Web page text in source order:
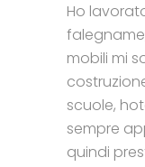
Ho
mobili mi
scuole,
sempre
quindi